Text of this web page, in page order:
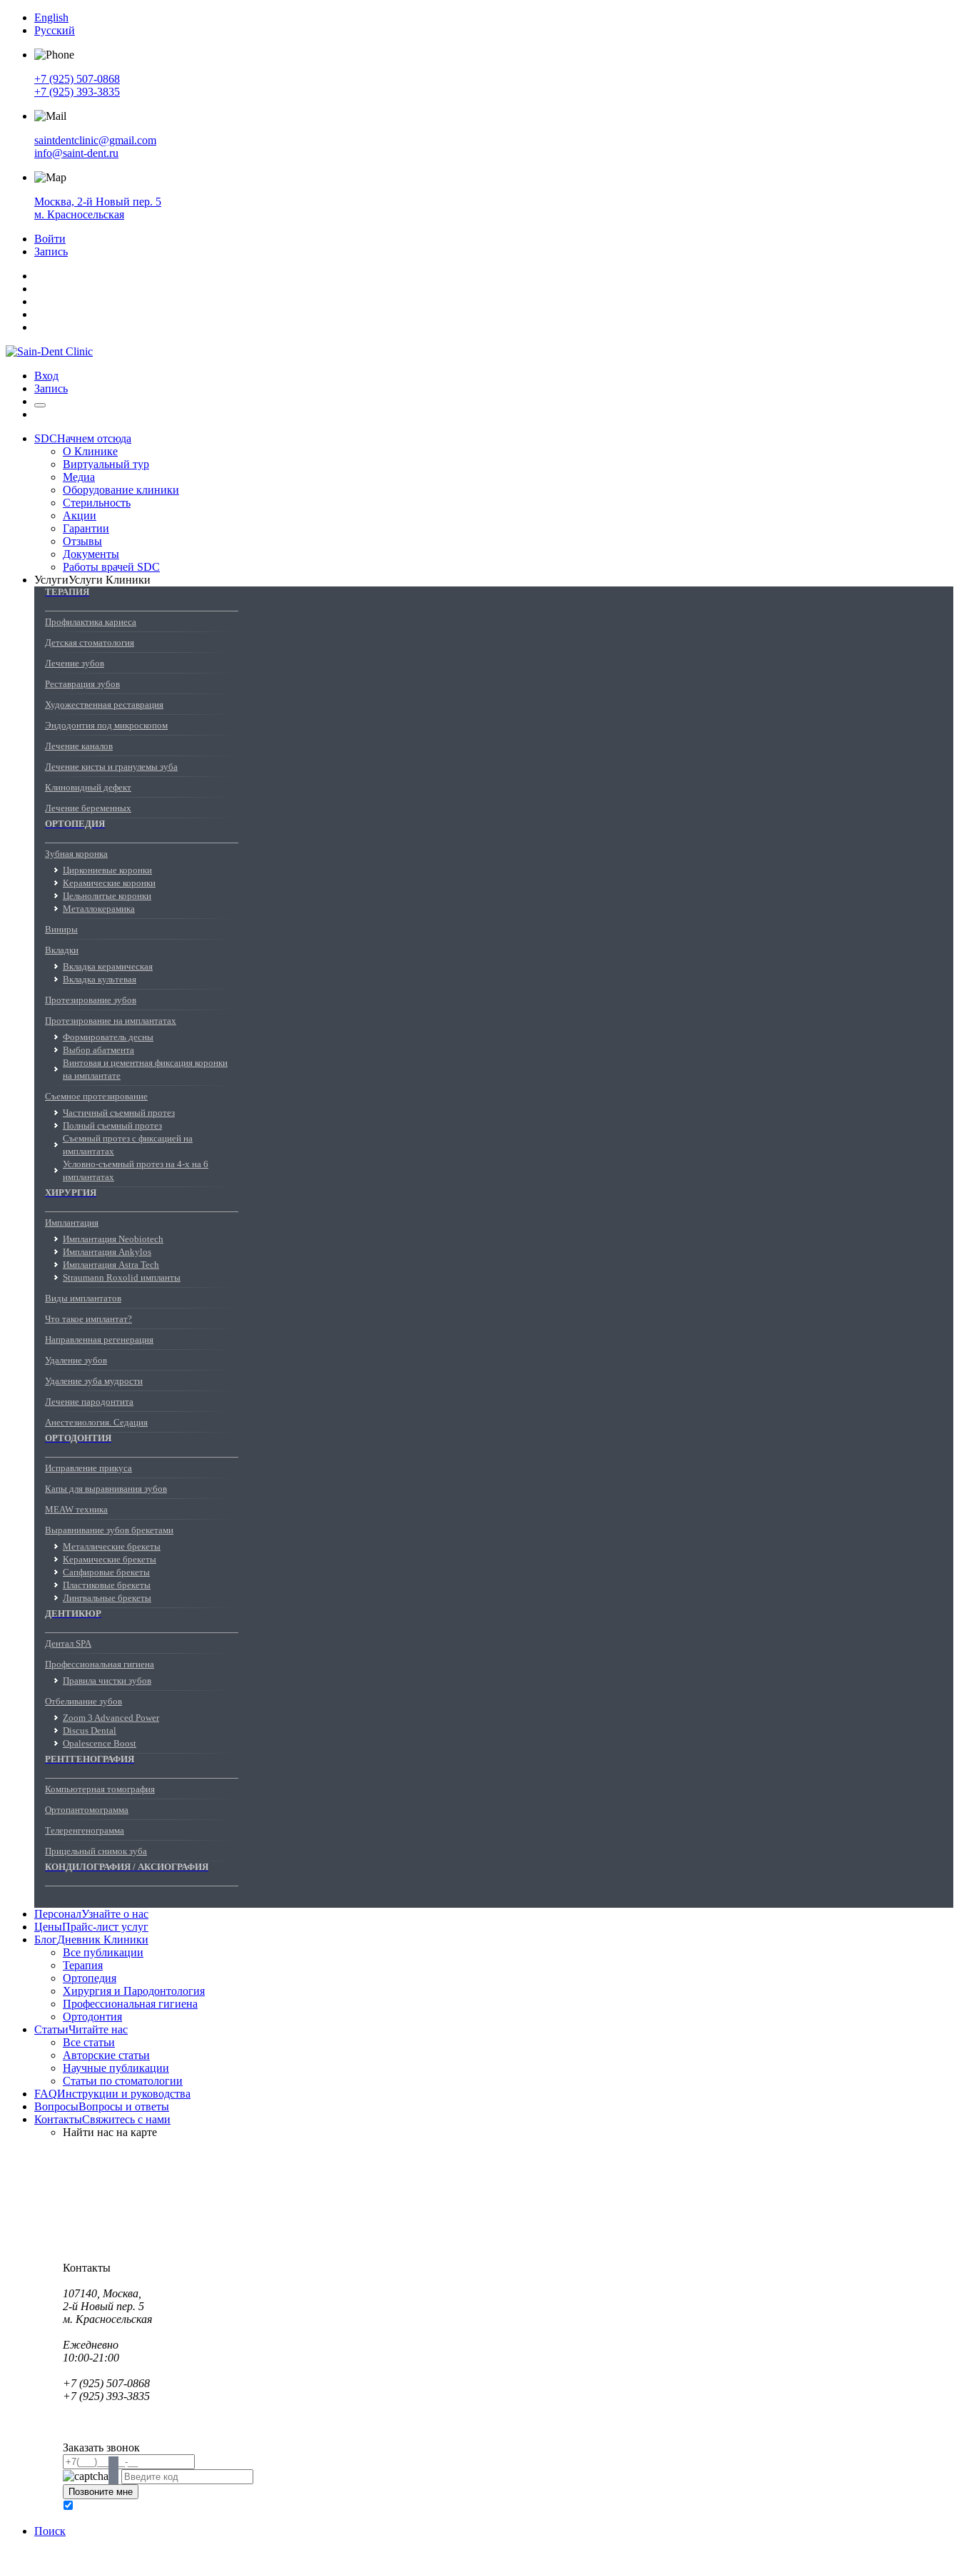
English
Русский
+7 (925) 507-0868
+7 (925) 393-3835
saintdentclinic@gmail.com
info@saint-dent.ru
Москва, 2-й Новый пер. 5
м. Красносельская
Войти
Запись
Вход
Запись
SDCНачнем отсюда
О Клинике
Виртуальный тур
Медиа
Оборудование клиники
Стерильность
Акции
Гарантии
Отзывы
Документы
Работы врачей SDC
УслугиУслуги Клиники
ТЕРАПИЯ
Профилактика кариеса
Детская стоматология
Лечение зубов
Реставрация зубов
Художественная реставрация
Эндодонтия под микроскопом
Лечение каналов
Лечение кисты и гранулемы зуба
Клиновидный дефект
Лечение беременных
ОРТОПЕДИЯ
Зубная коронка
Циркониевые коронки
Керамические коронки
Цельнолитые коронки
Металлокерамика
Виниры
Вкладки
Вкладка керамическая
Вкладка культевая
Протезирование зубов
Протезирование на имплантатах
Формирователь десны
Выбор абатмента
Винтовая и цементная фиксация коронки
на имплантате
Съемное протезирование
Частичный съемный протез
Полный съемный протез
Съемный протез с фиксацией на
имплантатах
Условно-съемный протез на 4-х на 6
имплантатах
ХИРУРГИЯ
Имплантация
Имплантация Neobiotech
Имплантация Ankylos
Имплантация Astra Tech
Straumann Roxolid импланты
Виды имплантатов
Что такое имплантат?
Направленная регенерация
Удаление зубов
Удаление зуба мудрости
Лечение пародонтита
Анестезиология. Седация
ОРТОДОНТИЯ
Исправление прикуса
Капы для выравнивания зубов
MEAW техника
Выравнивание зубов брекетами
Металлические брекеты
Керамические брекеты
Сапфировые брекеты
Пластиковые брекеты
Лингвальные брекеты
ДЕНТИКЮР
Дентал SPA
Профессиональная гигиена
Правила чистки зубов
Отбеливание зубов
Zoom 3 Advanced Power
Discus Dental
Opalescence Boost
РЕНТГЕНОГРАФИЯ
Компьютерная томография
Ортопантомограмма
Телеренгенограмма
Прицельный снимок зуба
КОНДИЛОГРАФИЯ / АКСИОГРАФИЯ
ПерсоналУзнайте о нас
ЦеныПрайс-лист услуг
БлогДневник Клиники
Все публикации
Терапия
Ортопедия
Хирургия и Пародонтология
Профессиональная гигиена
Ортодонтия
СтатьиЧитайте нас
Все статьи
Авторские статьи
Научные публикации
Статьи по стоматологии
FAQИнструкции и руководства
ВопросыВопросы и ответы
КонтактыСвяжитесь с нами
Найти нас на карте
Контакты
107140, Москва,
2-й Новый пер. 5
м. Красносельская
Ежедневно
10:00-21:00
+7 (925) 507-0868
+7 (925) 393-3835
Заказать звонок
Поиск